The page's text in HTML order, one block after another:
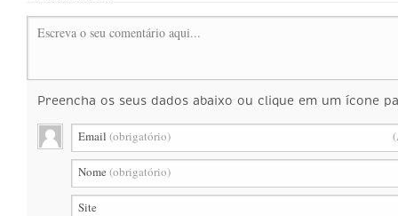
Escreva o seu comentário aqui...
Preencha os seus dados abaixo ou clique em um ícone
Email (obrigatório)
Nome (obrigatório)
Site